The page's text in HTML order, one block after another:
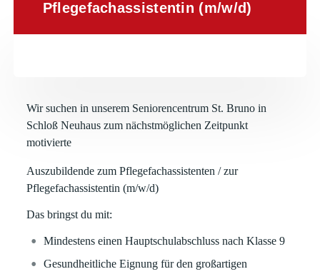
Pflegefachassistentin (m/w/d)
Wir suchen in unserem Seniorencentrum St. Bruno in
Schloß Neuhaus zum nächstmöglichen Zeitpunkt
motivierte
Auszubildende zum Pflegefachassistenten / zur
Pflegefachassistentin (m/w/d)
Das bringst du mit:
Mindestens einen Hauptschulabschluss nach Klasse 9
Gesundheitliche Eignung für den großartigen